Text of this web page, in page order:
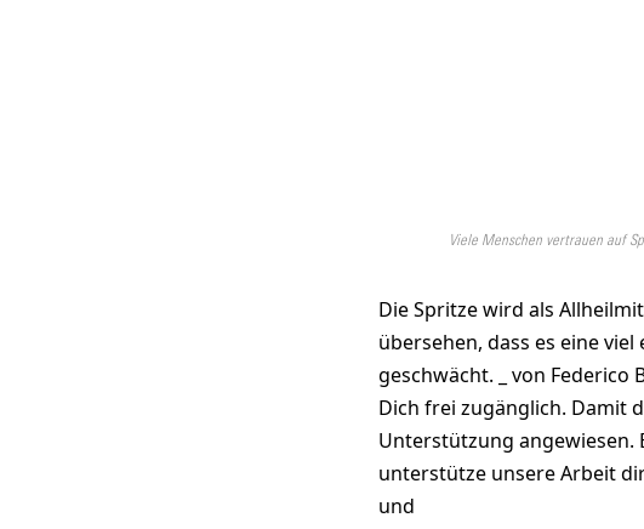
Viele Menschen vertrauen auf
Die Spritze wird als
übersehen, dass es eine
geschwächt. _ von Federico
Dich frei zugänglich. Damit
Unterstützung angewiesen.
unterstütze unsere Arbeit
und